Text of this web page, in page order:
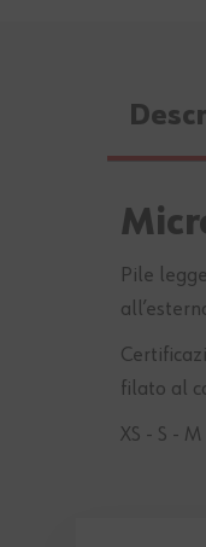
Pile
filato al
XS - S - M